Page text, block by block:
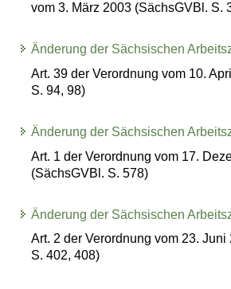
vom 3. März 2003 (SächsGVBl. S.
Änderung der Sächsischen
Art. 39 der Verordnung vom 10.
S. 94, 98)
Änderung der Sächsischen
Art. 1 der Verordnung vom 17.
(SächsGVBl. S. 578)
Änderung der Sächsischen
Art. 2 der Verordnung vom 23.
S. 402, 408)